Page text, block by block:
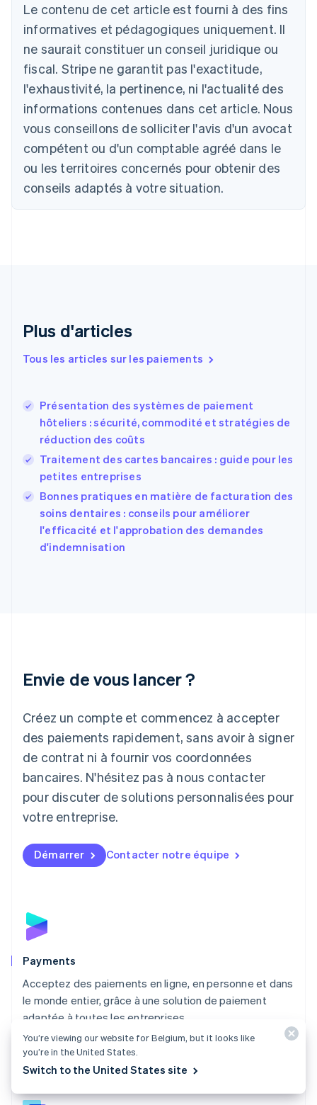
Le contenu de cet article est fourni à des fins
informatives et pédagogiques uniquement. Il
ne saurait constituer un conseil juridique ou
fiscal. Stripe ne garantit pas l'exactitude,
l'exhaustivité, la pertinence, ni l'actualité des
informations contenues dans cet article. Nous
vous conseillons de solliciter l'avis d'un avocat
compétent ou d'un comptable agréé dans le
ou les territoires concernés pour obtenir des
conseils adaptés à votre situation.
Plus d'articles
Tous les articles sur les paiements
Présentation des systèmes de paiement
hôteliers : sécurité, commodité et stratégies de
réduction des coûts
Traitement des cartes bancaires : guide pour les
petites entreprises
Bonnes pratiques en matière de facturation des
soins dentaires : conseils pour améliorer
l'efficacité et l'approbation des demandes
d'indemnisation
Envie de vous lancer ?
Créez un compte et commencez à accepter
des paiements rapidement, sans avoir à signer
de contrat ni à fournir vos coordonnées
bancaires. N'hésitez pas à nous contacter
pour discuter de solutions personnalisées pour
votre entreprise.
Démarrer Contacter notre équipe
Payments
Acceptez des paiements en ligne, en personne et dans
le monde entier, grâce à une solution de paiement
adaptée à toutes les entreprises.
Découvrir Payments
Allemagne
Australie
English
Autriche
DeutschEnglish
Belgique
NederlandsFrançaisDeutsch English
Português English
Bulgarie
English
Canada
EnglishFrançais
English
Émirats arabes unis
Estonie
États-Unis
EnglishEspañol简体中文
Finlande
English Svenska
FrançaisEnglish
Gibraltar
English
Grèce
Japon
Lettonie
English
Liechtenstein
DeutschEnglish
Lituanie
Luxembourg
FrançaisDeutschEnglish
English简体中文
Malte
Norvège
English
English
NederlandsEnglish
Pologne
English
Português English
R.A.S. de Hong Kong, Chine
English 简体中文
République tchèque
You’re viewing our website for Belgium, but it looks like
you’re in the United States.
Switch to the United States site